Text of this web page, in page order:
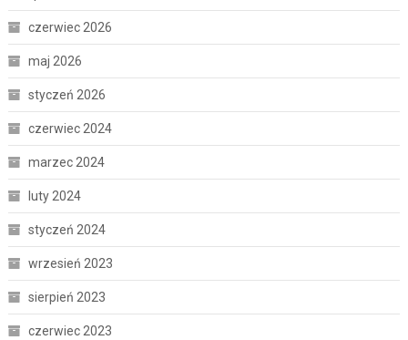
czerwiec 2026
maj 2026
styczeń 2026
czerwiec 2024
marzec 2024
luty 2024
styczeń 2024
wrzesień 2023
sierpień 2023
czerwiec 2023